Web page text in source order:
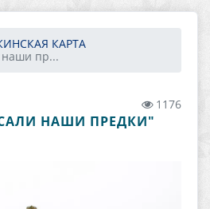
КАРТА
пр...
1176
НАШИ ПРЕДКИ"